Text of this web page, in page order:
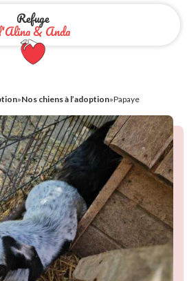
Refuge
& Anda
»Nos chiens à l’adoption»Papaye